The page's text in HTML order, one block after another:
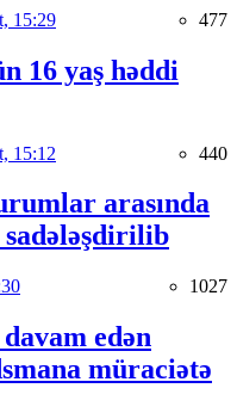
15:29 477
16 yaş həddi
15:12 440
arasında
1027
edən
müraciətə